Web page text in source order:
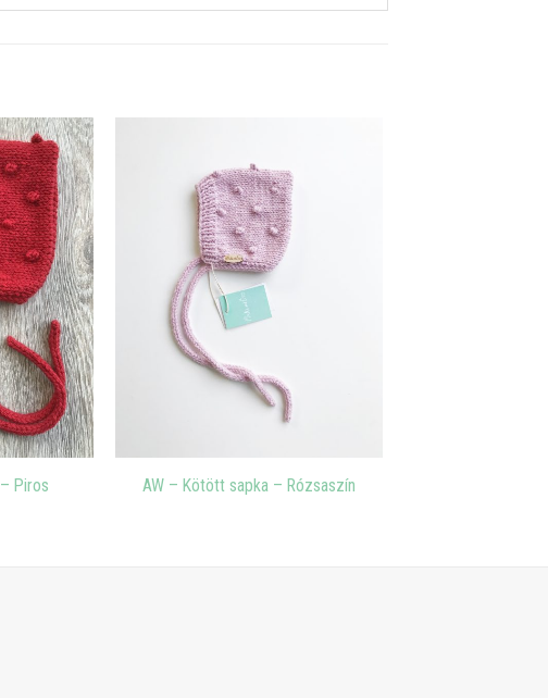
Piros AW – Kötött sapka – Rózsaszín